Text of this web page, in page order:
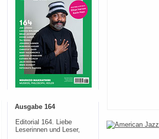
Ausgabe 164
Editorial 164. Liebe
Leserinnen und Leser,